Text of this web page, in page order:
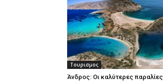
Τουρισμος
Άνδρος: Οι καλύτερες παραλίες